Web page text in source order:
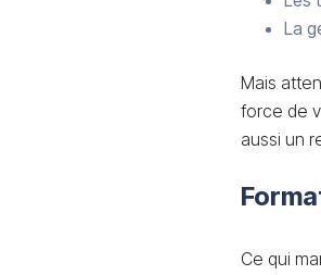
La
Mais
force de
aussi un
Ce qui